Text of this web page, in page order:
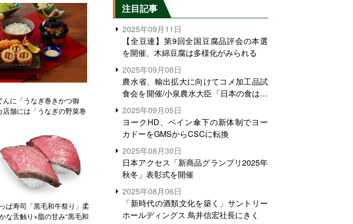
んに「うなぎ巻きかつ御
店舗には「うなぎの野菜巻
ぱ寿司「黒毛和牛祭り」柔
な舌触り×脂の甘み“黒毛和
注目記事
2025年09月11日
【全豆連】第9回全国豆腐品評会の本選
を開催、木綿豆腐は多様化がみられる
2025年09月08日
農水省、輸出拡大に向けてコメ加工品試
食会を開催/小泉農水大臣「日本の食は世
界でトップをとれる。米増産に向けて、
米輸出需要の拡大を」
2025年09月05日
ヨークHD、ベイン傘下の新体制でヨー
カドーをGMSからCSCに転換
2025年08月30日
日本アクセス「新商品グランプリ2025年
秋冬」表彰式を開催
2025年08月06日
「新時代の酒類文化を築く」サントリー
ホールディングス 鳥井信宏社長にきく